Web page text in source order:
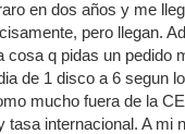
en dos años y me
pero llegan.
cosa q pidas un pedido
de 1 disco a 6 segun
mucho fuera de la
tasa internacional. A mi